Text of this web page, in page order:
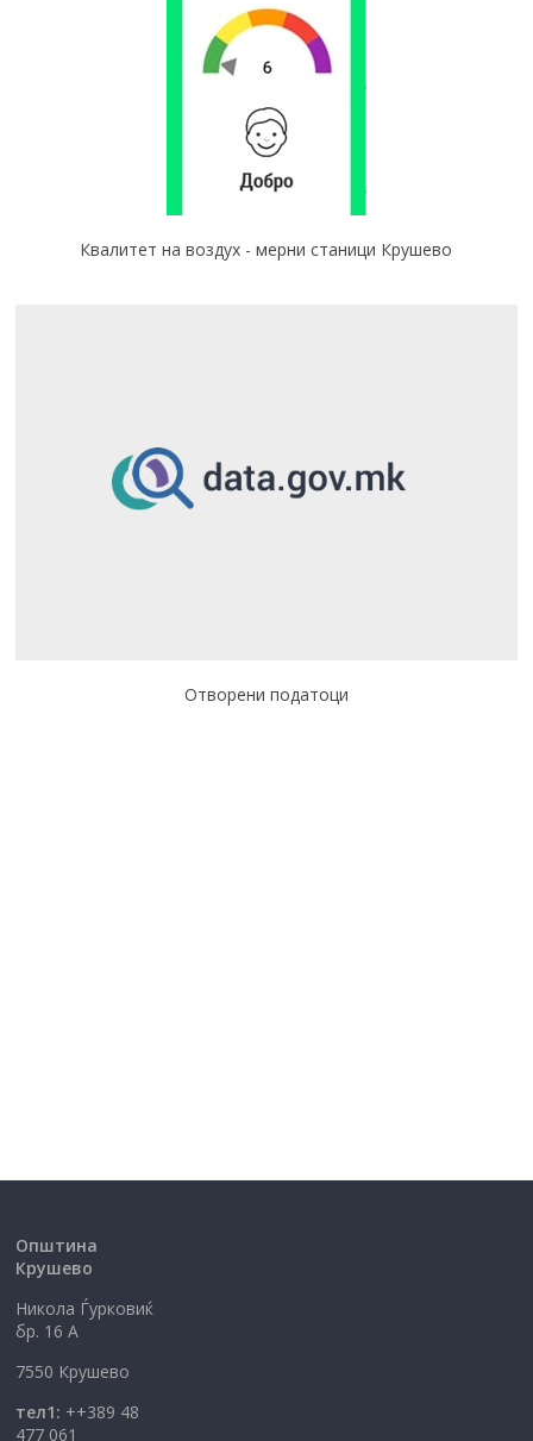
Квалитет на воздух - мерни станици Крушево
Отворени податоци
Општина
Крушево
Никола Ѓурковиќ
бр. 16 А
7550 Крушево
тел1: ++389 48
477 061